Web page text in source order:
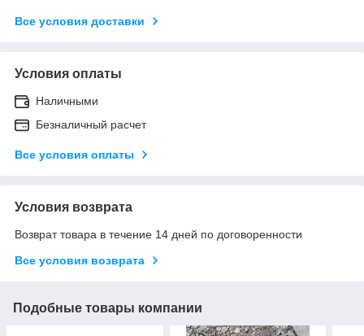
Все условия доставки
Условия оплаты
Наличными
Безналичный расчет
Все условия оплаты
Условия возврата
Возврат товара в течение 14 дней по договоренности
Все условия возврата
Подобные товары компании